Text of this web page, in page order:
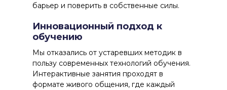
барьер и поверить в собственные силы.
Инновационный подход к
обучению
Мы отказались от устаревших методик в
пользу современных технологий обучения.
Интерактивные занятия проходят в
формате живого общения, где каждый